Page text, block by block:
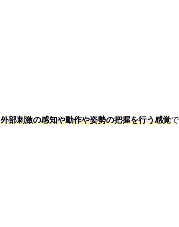
外部刺激の感知や動作や姿勢の把握を行う感覚